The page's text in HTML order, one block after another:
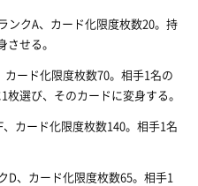
ンクA、カード化限度枚数20。持
せる。
ード化限度枚数70。相手1名の
選び、そのカードに変身する。
カード化限度枚数140。相手1名
D、カード化限度枚数65。相手1